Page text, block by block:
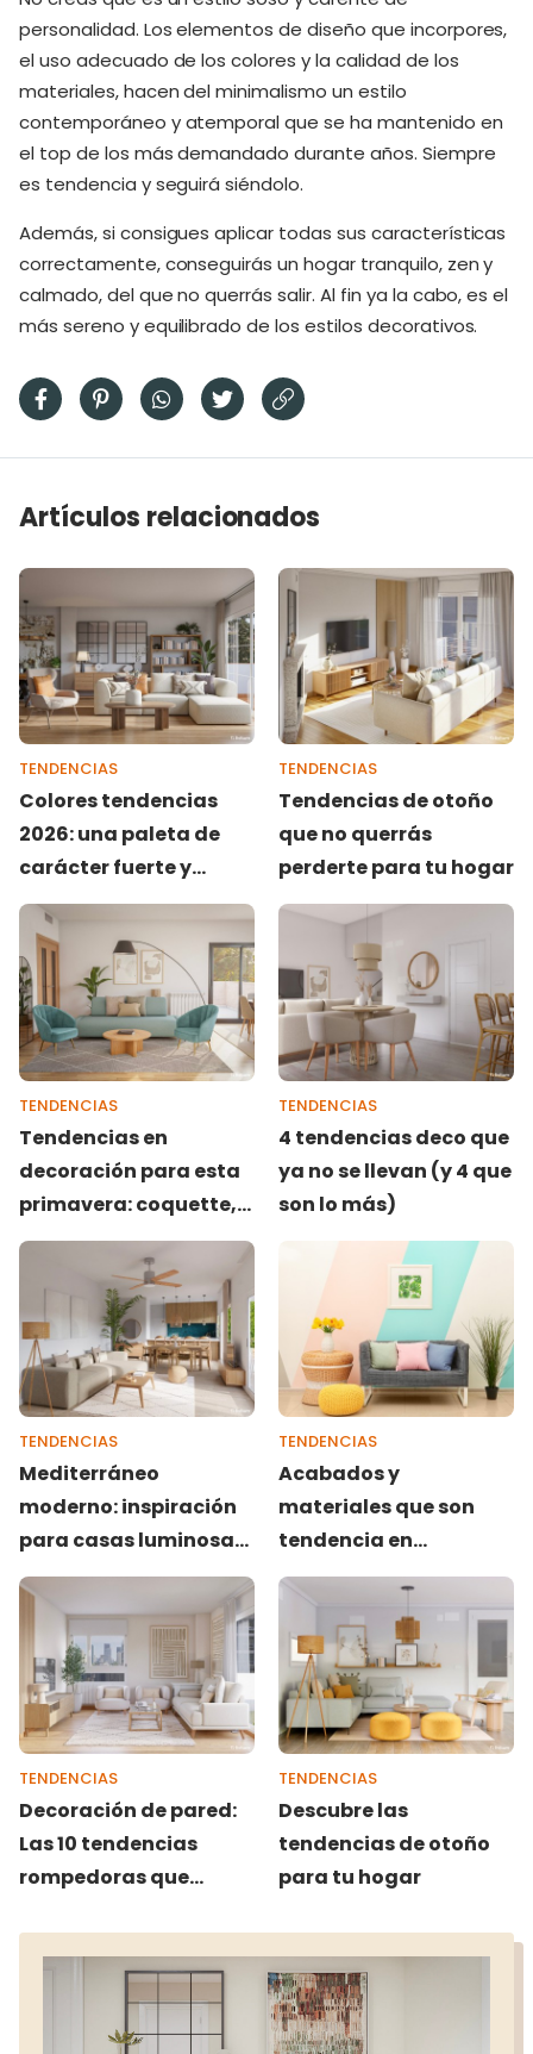
personalidad. Los elementos de diseño que incorpores,
el uso adecuado de los colores y la calidad de los
materiales, hacen del minimalismo un estilo
contemporáneo y atemporal que se ha mantenido en
el top de los más demandado durante años. Siempre
es tendencia y seguirá siéndolo.
Además, si consigues aplicar todas sus características
correctamente, conseguirás un hogar tranquilo, zen y
calmado, del que no querrás salir. Al fin ya la cabo, es el
más sereno y equilibrado de los estilos decorativos.
Artículos relacionados
TENDENCIAS
Colores tendencias
2026: una paleta de
carácter fuerte y
dominada por la
naturaleza
TENDENCIAS
Tendencias de otoño
que no querrás
perderte para tu hogar
TENDENCIAS
Tendencias en
decoración para esta
primavera: coquette,
naturaleza y
minimalismo
TENDENCIAS
4 tendencias deco que
ya no se llevan (y 4 que
son lo más)
TENDENCIAS
Mediterráneo
moderno: inspiración
para casas luminosas
y fresca
TENDENCIAS
Acabados y
materiales que son
tendencia en
decoración
TENDENCIAS
Decoración de pared:
Las 10 tendencias
rompedoras que
TENDENCIAS
Descubre las
tendencias de otoño
para tu hogar